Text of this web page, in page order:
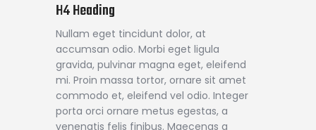
H4 Heading
Nullam eget tincidunt dolor, at
accumsan odio. Morbi eget ligula
gravida, pulvinar magna eget, eleifend
mi. Proin massa tortor, ornare sit amet
commodo et, eleifend vel odio. Integer
porta orci ornare metus egestas, a
venenatis felis finibus. Maecenas a